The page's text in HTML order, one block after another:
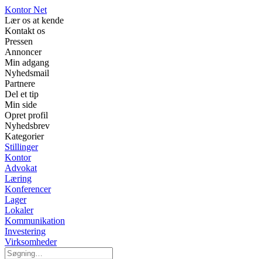
Kontor Net
Lær os at kende
Kontakt os
Pressen
Annoncer
Min adgang
Nyhedsmail
Partnere
Del et tip
Min side
Opret profil
Nyhedsbrev
Kategorier
Stillinger
Kontor
Advokat
Læring
Konferencer
Lager
Lokaler
Kommunikation
Investering
Virksomheder